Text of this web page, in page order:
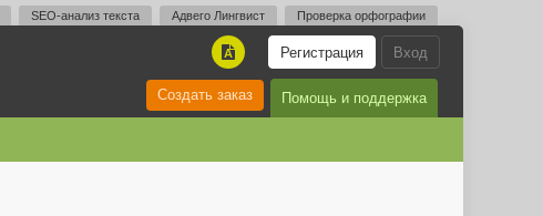
SEO-анализ текста Адвего Лингвист Проверка орфографии
Вход
Регистрация
A
Помощь и поддержка
Создать заказ